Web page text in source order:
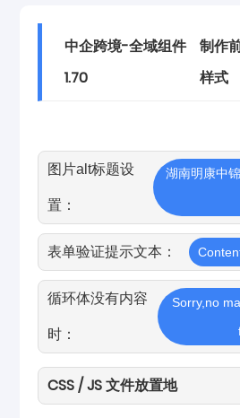
中企跨境-全域组件
1.70
制作
样式
图片alt标题设
置：
湖南明康中
表单验证提示文本：
循环体没有内容
时：
Sorry,no
CSS / JS 文件放置地